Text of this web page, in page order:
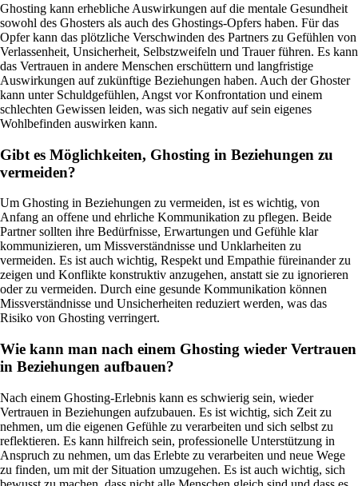
Ghosting kann erhebliche Auswirkungen auf die mentale Gesundheit
sowohl des Ghosters als auch des Ghostings-Opfers haben. Für das
Opfer kann das plötzliche Verschwinden des Partners zu Gefühlen von
Verlassenheit, Unsicherheit, Selbstzweifeln und Trauer führen. Es kann
das Vertrauen in andere Menschen erschüttern und langfristige
Auswirkungen auf zukünftige Beziehungen haben. Auch der Ghoster
kann unter Schuldgefühlen, Angst vor Konfrontation und einem
schlechten Gewissen leiden, was sich negativ auf sein eigenes
Wohlbefinden auswirken kann.
Gibt es Möglichkeiten, Ghosting in Beziehungen zu
vermeiden?
Um Ghosting in Beziehungen zu vermeiden, ist es wichtig, von
Anfang an offene und ehrliche Kommunikation zu pflegen. Beide
Partner sollten ihre Bedürfnisse, Erwartungen und Gefühle klar
kommunizieren, um Missverständnisse und Unklarheiten zu
vermeiden. Es ist auch wichtig, Respekt und Empathie füreinander zu
zeigen und Konflikte konstruktiv anzugehen, anstatt sie zu ignorieren
oder zu vermeiden. Durch eine gesunde Kommunikation können
Missverständnisse und Unsicherheiten reduziert werden, was das
Risiko von Ghosting verringert.
Wie kann man nach einem Ghosting wieder Vertrauen
in Beziehungen aufbauen?
Nach einem Ghosting-Erlebnis kann es schwierig sein, wieder
Vertrauen in Beziehungen aufzubauen. Es ist wichtig, sich Zeit zu
nehmen, um die eigenen Gefühle zu verarbeiten und sich selbst zu
reflektieren. Es kann hilfreich sein, professionelle Unterstützung in
Anspruch zu nehmen, um das Erlebte zu verarbeiten und neue Wege
zu finden, um mit der Situation umzugehen. Es ist auch wichtig, sich